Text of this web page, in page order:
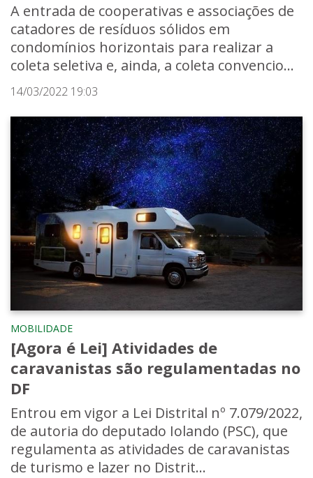
A entrada de cooperativas e associações de
catadores de resíduos sólidos em
condomínios horizontais para realizar a
coleta seletiva e, ainda, a coleta convencio...
14/03/2022 19:03
MOBILIDADE
[Agora é Lei] Atividades de
caravanistas são regulamentadas no
DF
Entrou em vigor a Lei Distrital nº 7.079/2022,
de autoria do deputado Iolando (PSC), que
regulamenta as atividades de caravanistas
de turismo e lazer no Distrit...